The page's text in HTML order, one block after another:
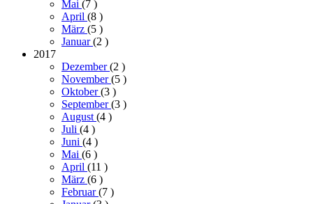
Mai (7 )
April (8 )
März (5 )
Januar(2 )
2017
Dezember(2 )
November(5 )
Oktober(3 )
September(3 )
August(4 )
Juli (4 )
Juni (4 )
Mai (6 )
April (11 )
März (6 )
Februar(7 )